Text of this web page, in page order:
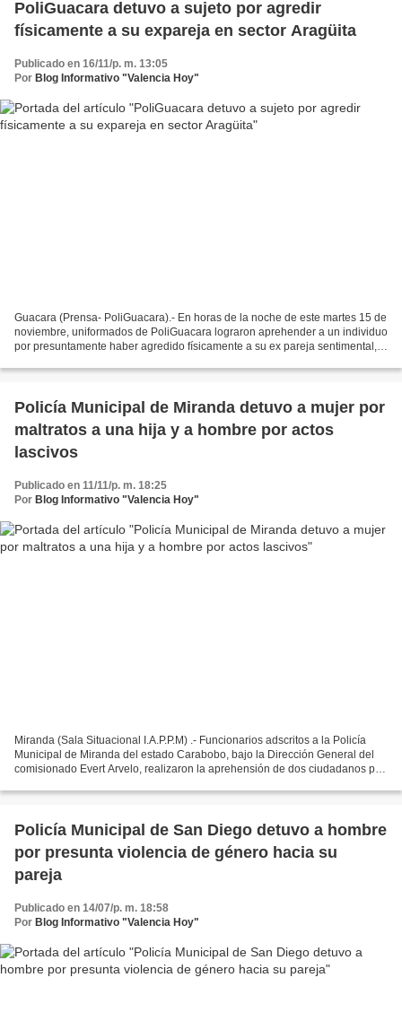
PoliGuacara detuvo a sujeto por agredir
físicamente a su expareja en sector Aragüita
Publicado en 16/11/p. m. 13:05
Por Blog Informativo "Valencia Hoy"
Guacara (Prensa- PoliGuacara).- En horas de la noche de este martes 15 de
noviembre, uniformados de PoliGuacara lograron aprehender a un individuo
por presuntamente haber agredido físicamente a su ex pareja sentimental,
Policía Municipal de Miranda detuvo a mujer por
maltratos a una hija y a hombre por actos
lascivos
Publicado en 11/11/p. m. 18:25
Por Blog Informativo "Valencia Hoy"
Miranda (Sala Situacional I.A.P.P.M) .- Funcionarios adscritos a la Policía
Municipal de Miranda del estado Carabobo, bajo la Dirección General del
comisionado Evert Arvelo, realizaron la aprehensión de dos ciudadanos por
Policía Municipal de San Diego detuvo a hombre
por presunta violencia de género hacia su
pareja
Publicado en 14/07/p. m. 18:58
Por Blog Informativo "Valencia Hoy"